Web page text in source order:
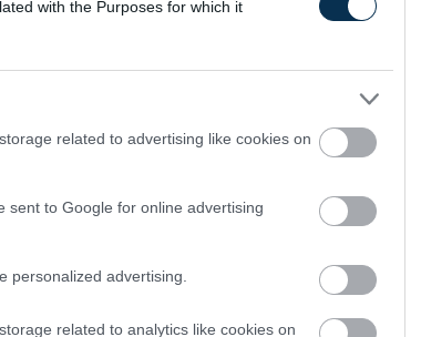
with the Purposes for which it
related to advertising like cookies on
sent to Google for online advertising
personalized advertising.
related to analytics like cookies on
2 Days